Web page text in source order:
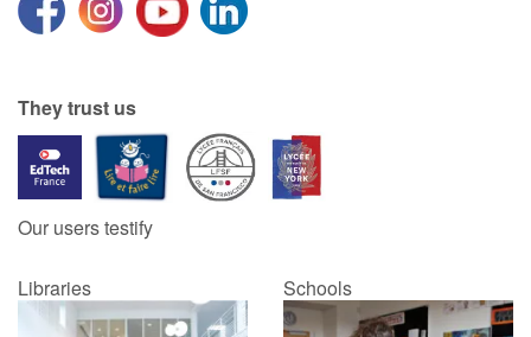
They trust us
Our users testify
Libraries Schools